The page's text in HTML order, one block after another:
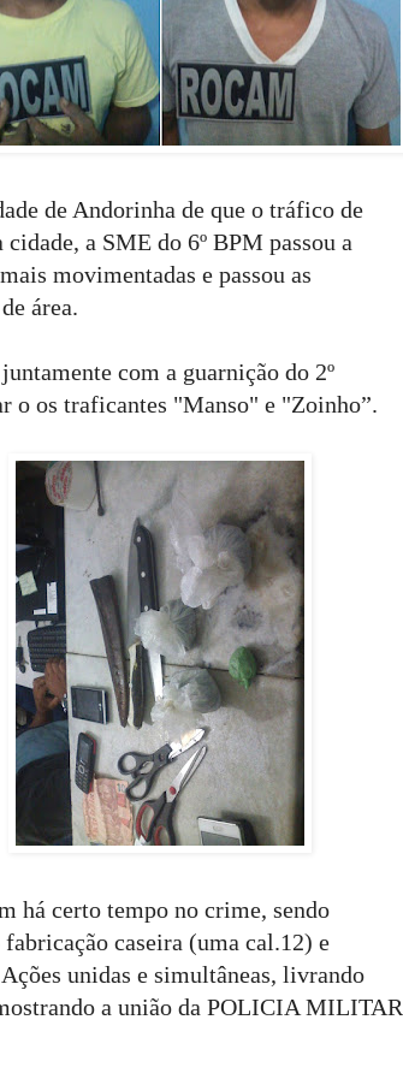
de Andorinha de que o tráfico de
a SME do 6º BPM passou a
mais movimentadas e passou as
de área.
com a guarnição do 2º
o os traficantes "Manso" e "Zoinho”.
há certo tempo no crime, sendo
caseira (uma cal.12) e
unidas e simultâneas, livrando
a união da POLICIA MILITAR